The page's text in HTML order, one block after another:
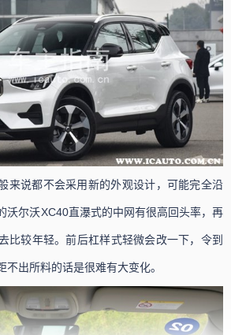
来说都不会采用新的外观设计，可能完全沿
沃尔沃XC40直瀑式的中网有很高回头率，再
比较年轻。前后杠样式轻微会改一下，令到
出所料的话是很难有大变化。